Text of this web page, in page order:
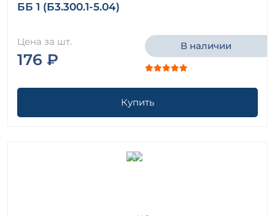
ББ 1 (Б3.300.1-5.04)
Цена за шт.
176 ₽
В наличии
Купить